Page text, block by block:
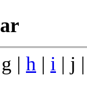
| h | i | j